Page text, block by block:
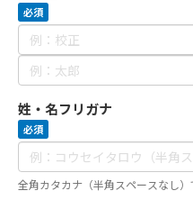
必須
姓・名フリガナ
必須
全角カタカナ（半角スペースなし）